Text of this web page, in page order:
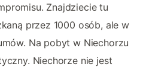
Znajdziecie tu
przez 1000 osób, ale w
Na pobyt w Niechorzu
Niechorze nie jest